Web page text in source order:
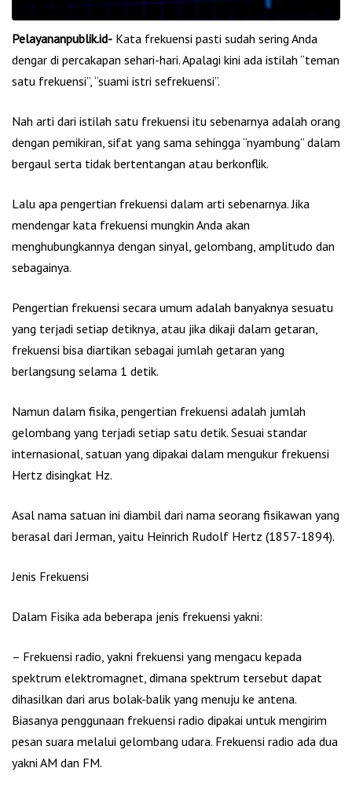
Pelayananpublik.id- Kata frekuensi pasti sudah sering Anda
dengar di percakapan sehari-hari. Apalagi kini ada istilah “teman
satu frekuensi”, “suami istri sefrekuensi”.
Nah arti dari istilah satu frekuensi itu sebenarnya adalah orang
dengan pemikiran, sifat yang sama sehingga “nyambung” dalam
bergaul serta tidak bertentangan atau berkonflik.
Lalu apa pengertian frekuensi dalam arti sebenarnya. Jika
mendengar kata frekuensi mungkin Anda akan
menghubungkannya dengan sinyal, gelombang, amplitudo dan
sebagainya.
Pengertian frekuensi secara umum adalah banyaknya sesuatu
yang terjadi setiap detiknya, atau jika dikaji dalam getaran,
frekuensi bisa diartikan sebagai jumlah getaran yang
berlangsung selama 1 detik.
Namun dalam fisika, pengertian frekuensi adalah jumlah
gelombang yang terjadi setiap satu detik. Sesuai standar
internasional, satuan yang dipakai dalam mengukur frekuensi
Hertz disingkat Hz.
Asal nama satuan ini diambil dari nama seorang fisikawan yang
berasal dari Jerman, yaitu Heinrich Rudolf Hertz (1857-1894).
Jenis Frekuensi
Dalam Fisika ada beberapa jenis frekuensi yakni:
– Frekuensi radio, yakni frekuensi yang mengacu kepada
spektrum elektromagnet, dimana spektrum tersebut dapat
dihasilkan dari arus bolak-balik yang menuju ke antena.
Biasanya penggunaan frekuensi radio dipakai untuk mengirim
pesan suara melalui gelombang udara. Frekuensi radio ada dua
yakni AM dan FM.